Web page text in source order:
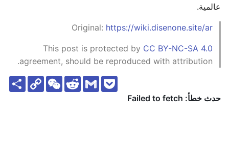
عالمية.
Original: https://wiki.disenone.site/ar
This post is protected by CC BY-NC-SA 4.0
agreement, should be reproduced with attribution.
S
h
C
o
W
e
R
e
G
m
P
o